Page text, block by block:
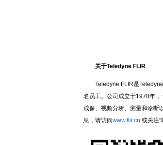
关于Teledyne FLIR
Teledyne FLIR是Teledyne
名员工。公司成立于1978年
成像、视频分析、测量和诊断
息，请访问www.flir.cn 或关注“